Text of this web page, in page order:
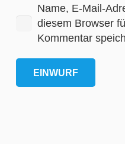
Name, E-Mail-
diesem Browser
Kommentar
EINWURF